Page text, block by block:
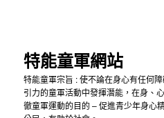
特能童軍網站
特能童軍宗旨 : 使不論在身心有任何
引力的童軍活動中發揮潛能，在身、
徹童軍運動的目的 – 促進青少年身心